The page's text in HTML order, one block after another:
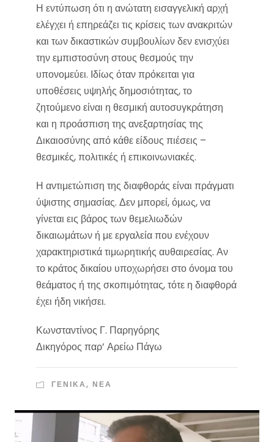
Η εντύπωση ότι η ανώτατη εισαγγελική αρχή
ελέγχει ή επηρεάζει τις κρίσεις των ανακριτών
και των δικαστικών συμβουλίων δεν ενισχύει
την εμπιστοσύνη στους θεσμούς την
υπονομεύει. Ιδίως όταν πρόκειται για
υποθέσεις υψηλής δημοσιότητας, το
ζητούμενο είναι η θεσμική αυτοσυγκράτηση
και η προάσπιση της ανεξαρτησίας της
Δικαιοσύνης από κάθε είδους πιέσεις –
θεσμικές, πολιτικές ή επικοινωνιακές.
Η αντιμετώπιση της διαφθοράς είναι πράγματι
ύψιστης σημασίας. Δεν μπορεί, όμως, να
γίνεται εις βάρος των θεμελιωδών
δικαιωμάτων ή με εργαλεία που ενέχουν
χαρακτηριστικά τιμωρητικής αυθαιρεσίας. Αν
το κράτος δικαίου υποχωρήσει στο όνομα του
θεάματος ή της σκοπιμότητας, τότε η διαφθορά
έχει ήδη νικήσει.
Κωνσταντίνος Γ. Παρηγόρης
Δικηγόρος παρ’ Αρείω Πάγω
ΓΕΝΙΚΑ, ΝΈΑ